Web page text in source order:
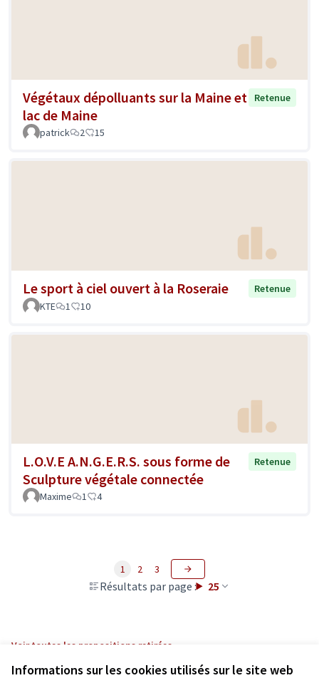
Informations sur les cookies utilisés sur le site web
Végétaux dépolluants sur la Maine et
lac de Maine
Retenue
patrick 2 15
Le sport à ciel ouvert à la Roseraie
Retenue
KTE
1 10
L.O.V.E A.N.G.E.R.S. sous forme de
Sculpture végétale connectée
Retenue
Maxime 1 4
Résultats par page : 25
1 2 3
Voir toutes les propositions retirées